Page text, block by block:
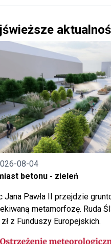
08-04
betonu - zieleń
Jana Pawła II przejdzie
metamorfozę. Ruda
z Funduszy Europejskich.